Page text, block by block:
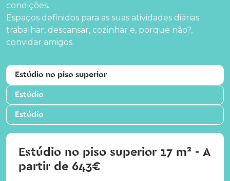
condições.
Espaços definidos para as suas atividades diárias:
trabalhar, descansar, cozinhar e, porque não?,
convidar amigos.
Estúdio no piso superior
Estúdio
Estúdio
Estúdio no piso superior 17 m² - A
partir de 643€